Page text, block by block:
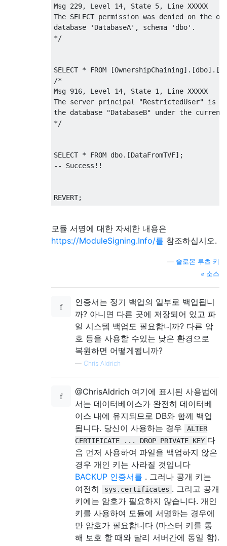
Msg 229, Level 14, State 5, Line XXXXX
The SELECT permission was denied on the
database 'DatabaseA', schema 'dbo'.
*/
SELECT * FROM [OwnershipChaining].[dbo].[
/*
Msg 916, Level 14, State 1, Line XXXXX
The server principal "RestrictedUser" is
the database "DatabaseB" under the
*/
SELECT * FROM dbo.[DataFromTVF];
-- Success!!
REVERT;
모듈 서명에 대한 자세한 내용은
https://ModuleSigning.Info/를 참조하십시오.
솔로몬 루츠 키
소스
인증서는 정기 백업의 일부로 백업됩니
까? 아니면 다른 곳에 저장되어 있고 파
일 시스템 백업도 필요합니까? 다른 암
호 등을 사용할 수있는 낮은 환경으로
복원하면 어떻게됩니까?
— Chris Aldrich
@ChrisAldrich 여기에 표시된 사용법에
서는 데이터베이스가 완전히 데이터베
이스 내에 유지되므로 DB와 함께 백업
됩니다. 당신이 사용하는 경우
ALTER
CERTIFICATE ... DROP PRIVATE KEY 다
음 먼저 사용하여 파일을 백업하지 않은
경우 개인 키는 사라질 것입니다
BACKUP 인증서를 . 그러나 공개 키는
여전히
sys.certificates . 그리고 공개
키에는 암호가 필요하지 않습니다. 개인
키를 사용하여 모듈에 서명하는 경우에
만 암호가 필요합니다 (마스터 키를 통
해 보호 할 때와 달리 서버간에 동일 함).